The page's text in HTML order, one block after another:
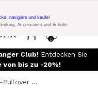
300€ Einkauf mit Code:
0
navigiere und kaufe!
Accessoires und Schuhe
Club!Entdecken Sie
von bis zu -20%!
Pullover ...